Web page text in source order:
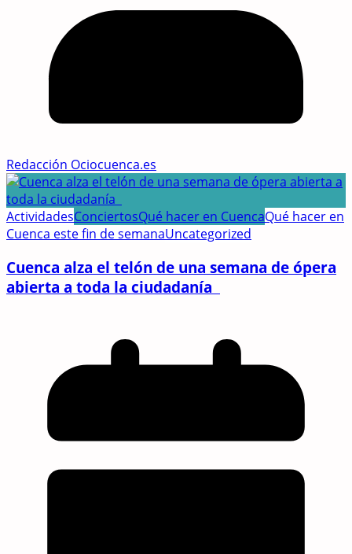
Redacción Ociocuenca.es
ActividadesConciertosQué hacer en CuencaQué hacer en
Cuenca este fin de semanaUncategorized
Cuenca alza el telón de una semana de ópera
abierta a toda la ciudadanía